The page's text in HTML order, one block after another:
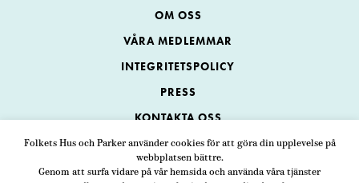
Folkets Hus och Parker använder cookies för att göra din upplevelse på
webbplatsen bättre.
Genom att surfa vidare på vår hemsida och använda våra tjänster
OM OSS
VÅRA MEDLEMMAR
INTEGRITETSPOLICY
PRESS
KONTAKTA OSS
Folkets Hus och Parker